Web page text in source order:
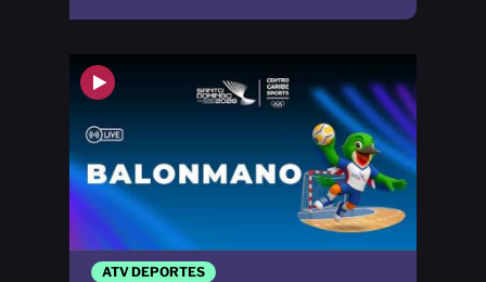
ATV DEPORTES